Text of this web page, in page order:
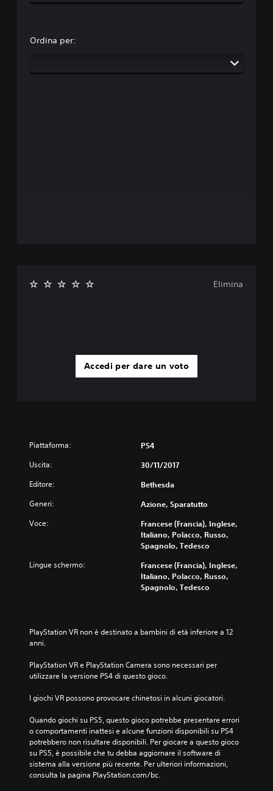
Ordina per:
Accedi per dare un voto
Elimina
Piattaforma: PS4
Uscita: 30/11/2017
Editore: Bethesda
Generi: Azione, Sparatutto
Voce:
Francese (Francia), Inglese,
Italiano, Polacco, Russo,
Spagnolo, Tedesco
Lingue schermo:
Francese (Francia), Inglese,
Italiano, Polacco, Russo,
Spagnolo, Tedesco
PlayStation VR non è destinato a bambini di età inferiore a 12
anni.
PlayStation VR e PlayStation Camera sono necessari per
utilizzare la versione PS4 di questo gioco.
I giochi VR possono provocare chinetosi in alcuni giocatori.
Quando giochi su PS5, questo gioco potrebbe presentare errori
o comportamenti inattesi e alcune funzioni disponibili su PS4
potrebbero non risultare disponibili. Per giocare a questo gioco
su PS5, è possibile che tu debba aggiornare il software di
sistema alla versione più recente. Per ulteriori informazioni,
consulta la pagina PlayStation.com/bc.